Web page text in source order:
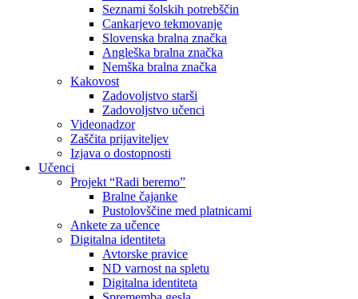
Seznami šolskih potrebščin
Cankarjevo tekmovanje
Slovenska bralna značka
Angleška bralna značka
Nemška bralna značka
Kakovost
Zadovoljstvo starši
Zadovoljstvo učenci
Videonadzor
Zaščita prijaviteljev
Izjava o dostopnosti
Učenci
Projekt “Radi beremo”
Bralne čajanke
Pustolovščine med platnicami
Ankete za učence
Digitalna identiteta
Avtorske pravice
ND varnost na spletu
Digitalna identiteta